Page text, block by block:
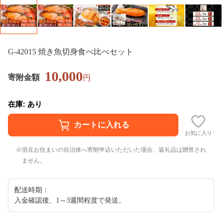
G-42015 焼き魚切身食べ比べセット
寄附金額 10,000円
在庫: あり
お気に入り
現在お住まいの自治体へ寄附申込いただいた場合、返礼品は贈答され
ません。
配送時期：
入金確認後、1～3週間程度で発送。